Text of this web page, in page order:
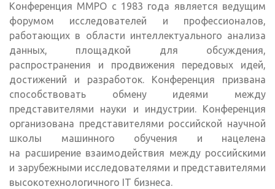
Конференция ММРО с 1983 года является ведущим
форумом исследователей и профессионалов,
работающих в области интеллектуального анализа
данных, площадкой для обсуждения,
распространения и продвижения передовых идей,
достижений и разработок. Конференция призвана
способствовать обмену идеями между
представителями науки и индустрии. Конференция
организована представителями российской научной
школы машинного обучения и нацелена
на расширение взаимодействия между российскими
и зарубежными исследователями и представителями
высокотехнологичного IT бизнеса.